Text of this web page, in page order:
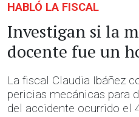
HABLÓ LA FISCAL
Investigan si la
docente fue un
La fiscal Claudia Ibáñez
pericias mecánicas para
del accidente ocurrido el